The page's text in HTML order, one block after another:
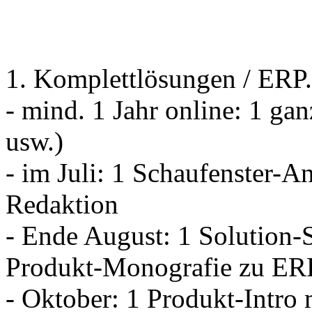
1. Komplettlösungen /
- mind. 1 Jahr online: 1
usw.)
- im Juli: 1 Schaufenster-
Redaktion
- Ende August: 1
Produkt-Monografie zu
- Oktober: 1 Produkt-Intro